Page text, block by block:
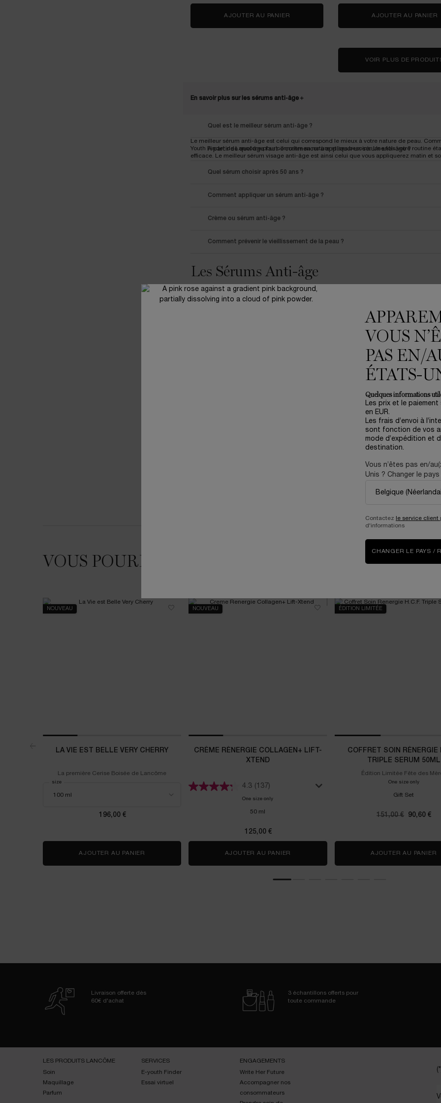
AJOUTER AU PANIER AJOUTER AU PANIER
VOIR PLUS DE
En savoir plus sur les sérums anti-âge ＋
Quel est le meilleur sérum anti-âge ?
Le meilleur sérum anti-âge est celui qui correspond le mieux à votre nature de peau.
Youth Finder de Lancôme pour connaître sa nature et ses besoins. Une fois votre routine
efficace. Le meilleur sérum visage anti-âge est ainsi celui que vous appliquerez matin et
A partir de quel âge faut-il commencer à appliquer un sérum anti-âge ?
Quel sérum choisir après 50 ans ?
Comment appliquer un sérum anti-âge ?
Crème ou sérum anti-âge ?
Comment prévenir le vieillissement de la peau ?
Les Sérums Anti-âge
Les Sérums Anti-Âge
sont les meilleurs alliés pour lutter contre les signes du
sont capables de cibler les effets du temps avec précision. Que ce soient les
et
teint, il y a chez Lancôme le sérum anti-âge parfait pour vous offrir une peau zéro défaut.
Première étape indispensable d’une bonne routine de beauté, le sérum anti-âge va
préalablement démaquillée, ce produit magique va instantanément redonner de l’éclat à
sérum anti-âge Advanced Génifiqueconvient
un produit miraculeux pour préparer la peau au maquillage. Si vous cherchez un sérum
est l’expression ultime du soin
ingrédients anti-âge pour un produit tout-en-un encore jamais vu. L’Acide Hyaluronique va
va unifier le teint, réduire l’apparence des taches du visage, et apaiser la peau. Et enfin
protéger du vieillissement. Côté régénération cellulaire de la peau, place au
sérum anti-
Et comme le sérum visage anti-âge existe sous des formes variées, n’oubliez pas de
masque sérum anti-
Une fois le sérum anti-âge bien absorbé par la peau, passez à votre crème visage
Et n’oubliez pas : c’est la régularité de votre routine qui va lui donner toute son efficacité.
Crème contour des yeux -Sérum
VOUS POURRIEZ AIMER
NOUVEAU
LA VIE EST BELLE VERY CHERRY
La première Cerise Boisée de Lancôme
Select a
size
196,00 €
AJOUTER AU PANIER LA VIE EST BELLE VERY CHERRY
NOUVEAU
CRÈME RÉNERGIE COLLAGEN+ LIFT-
XTEND
4.3 (137)
One size only
50 ml
125,00 €
AJOUTER AU PANIER CRÈME RÉNERGIE COLLAGEN+ LIFT-XTEND
ÉDITION LIMITÉE
COFFRET SOIN RÉNERGIE
TRIPLE SERUM 50ML
Édition Limitée Fête des
One size onlyfor
Gift Set
Ancien prix
151,00 € Nouveau
90,60 €
AJOUTER AU PANIER
Livraison offerte dès
60€ d'achat
3 échantillons offerts pour
toute commande
LES PRODUITS LANCÔME
Soin
Maquillage
Parfum
SERVICES
E-youth Finder
Essai virtuel
ENGAGEMENTS
Write Her Future
Accompagner nos
consommateurs
VOUS
PAS EN/
ÉTATS-
Quelques informations
Les prix et le
en EUR.
Les frais d’envoi à
sont fonction de vos
mode d’expédition et
destination.
Vous n’êtes pas en/
Unis ? Changer le
Contactez le service client
d'informations
CHANGER LE PAYS /